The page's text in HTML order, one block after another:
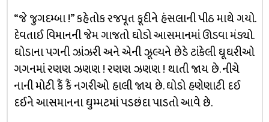
“જે જુગદમ્બા !” કહેતોક રજપૂત કૂદીને હંસલાની પીઠ માથે ગયો.
દેવતાઈ વિમાનની જેમ ગાજતો ઘોડો આસમાનમાં ઊડવા મંડ્યો.
ઘોડાના પગની ઝાંઝરી અને એની ઝૂલ્યને છેડે ટાંકેલી ઘૂઘરીઓ
ગગનમાં રણણ ઝણણ ! રણણ ઝણણ ! થાતી જાય છે. નીચે
નાની મોટી કૈં કૈં નગરીઓ હાલી જાય છે. ઘોડો હણેણાટી દઈ
દઈને આસમાનના ઘુમ્મટમાં પડછંદા પાડતો આવે છે.